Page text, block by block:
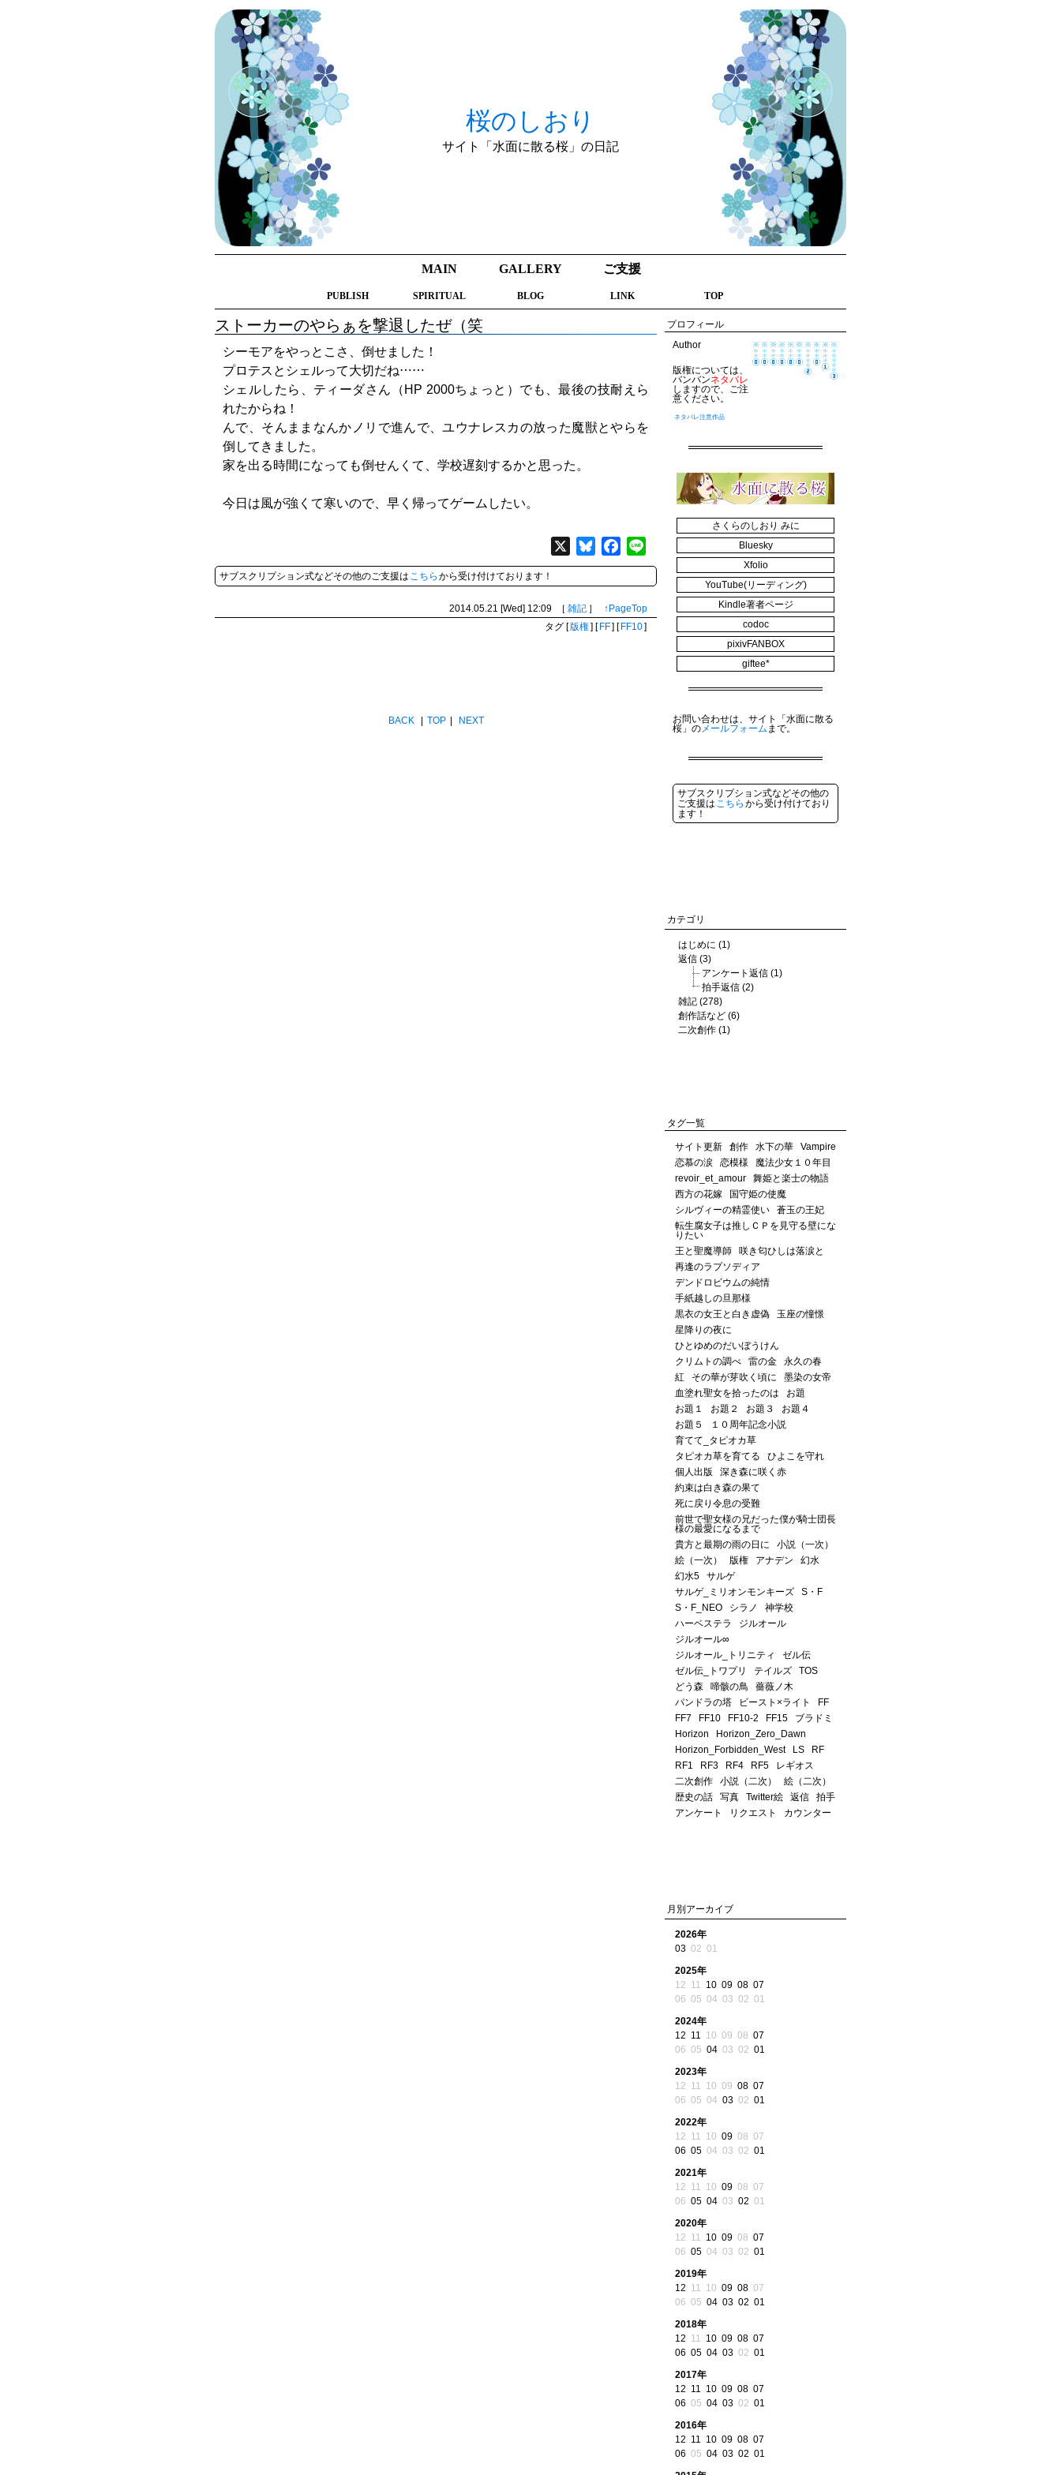
桜のしおり
サイト「水面に散る桜」の日記
MAIN GALLERY ご支援
PUBLISH SPIRITUAL BLOG LINK TOP
ストーカーのやらぁを撃退したぜ（笑
シーモアをやっとこさ、倒せました！
プロテスとシェルって大切だね……
シェルしたら、ティーダさん（HP 2000ちょっと）でも、最後の技耐えら
れたからね！
んで、そんままなんかノリで進んで、ユウナレスカの放った魔獣とやらを
倒してきました。
家を出る時間になっても倒せんくて、学校遅刻するかと思った。
今日は風が強くて寒いので、早く帰ってゲームしたい。
X BlueskyFacebook
サブスクリプション式などその他のご支援は こちら から受け付けております！
2014.05.21 [Wed] 12:09 ［ 雑記 ］
↑PageTop
タグ [版権] [ FF] [ FF10]
BACK TOP NEXT
プロフィール
Author
版権については、
バンバンネタバレ
しますので、ご注
意ください。
ネタバレ注意作品
さくらのしおり みに
Bluesky
Xfolio
YouTube(リーディング)
Kindle著者ページ
codoc
pixivFANBOX
giftee*
お問い合わせは、サイト「水面に散る
桜」のメールフォーム まで。
サブスクリプション式などその他の
ご支援は こちら から受け付けており
ます！
カテゴリ
はじめに (1)
返信 (3)
アンケート返信 (1)
拍手返信 (2)
雑記 (278)
創作話など (6)
二次創作 (1)
タグ一覧
サイト更新 創作 水下の華
Vampire
恋慕の涙
恋模様
魔法少女１０年目
revoir_et_amour
舞姫と楽士の物語
西方の花嫁
国守姫の使魔
シルヴィーの精霊使い
蒼玉の王妃
転生腐女子は推しＣＰを見守る壁にな
りたい
王と聖魔導師
咲き匂ひしは落涙と
再逢のラプソディア
デンドロビウムの純情
手紙越しの旦那様
黒衣の女王と白き虚偽
玉座の憧憬
星降りの夜に
ひとゆめのだいぼうけん
クリムトの調べ
雷の金
永久の春
紅
その華が芽吹く頃に
墨染の女帝
血塗れ聖女を拾ったのは
お題
お題１
お題２ お題３
お題４
お題５
１０周年記念小説
育てて_タピオカ草
タピオカ草を育てる
ひよこを守れ
個人出版
深き森に咲く赤
約束は白き森の果て
死に戻り令息の受難
前世で聖女様の兄だった僕が騎士団長
様の最愛になるまで
貴方と最期の雨の日に
小説（一次）
絵（一次）
版権 アナデン
幻水
幻水5
サルゲ
サルゲ_ミリオンモンキーズ
S・F
S・F_NEO
シラノ
神学校
ハーベステラ
ジルオール
ジルオール∞
ジルオール_トリニティ
ゼル伝
ゼル伝_トワプリ
テイルズ
TOS
どう森
啼骸の鳥
薔薇ノ木
パンドラの塔
ビースト×ライト
FF
FF7
FF10 FF10-2 FF15
ブラドミ
Horizon
Horizon_Zero_Dawn
Horizon_Forbidden_West
LS
RF
RF1
RF3 RF4 RF5
レギオス
二次創作
小説（二次）
絵（二次）
歴史の話
写真 Twitter絵 返信
拍手
アンケート
リクエスト カウンター
月別アーカイブ
2026年
03 02 01
2025年
12 11 10 09 08 07
06 05 04 03 02 01
2024年
12 11 10 09 08 07
06 05 04 03 02 01
2023年
12 11 10 09 08 07
06 05 04 03 02 01
2022年
12 11 10 09 08 07
06 05 04 03 02 01
2021年
12 11 10 09 08 07
06 05 04 03 02 01
2020年
12 11 10 09 08 07
06 05 04 03 02 01
2019年
12 11 10 09 08 07
06 05 04 03 02 01
2018年
12 11 10 09 08 07
06 05 04 03 02 01
2017年
12 11 10 09 08 07
06 05 04 03 02 01
2016年
12 11 10 09 08 07
06 05 04 03 02 01